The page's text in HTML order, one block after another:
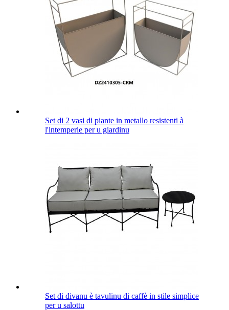
Set di 2 vasi di piante in metallo resistenti à
l'intemperie per u giardinu
Set di divanu è tavulinu di caffè in stile simplice
per u salottu